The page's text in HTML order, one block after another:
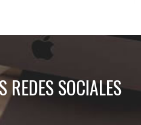
REDES SOCIALES